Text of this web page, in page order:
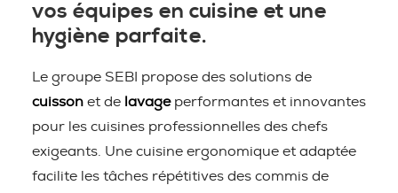
vos équipes en cuisine et une
hygiène parfaite.
Le groupe SEBI propose des solutions de
cuisson et de lavageperformantes et innovantes
pour les cuisines professionnelles des chefs
exigeants. Une cuisine ergonomique et adaptée
facilite les tâches répétitives des commis de